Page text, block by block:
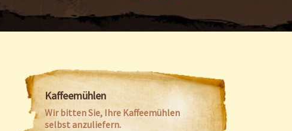
Kaffeemühlen
Wir bitten Sie, Ihre Kaffeemühlen
selbst anzuliefern.